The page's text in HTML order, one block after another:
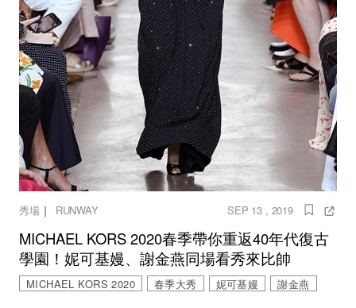
秀場 ｜ RUNWAY SEP 13 , 2019
MICHAEL KORS 2020春季帶你重返40年代復古
學園！妮可基嫚、謝金燕同場看秀來比帥
MICHAEL KORS 2020 春季大秀 妮可基嫚 謝金燕